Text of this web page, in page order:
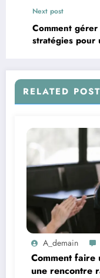
Next post
Comment
stratégies pour
RELATED
A_demain
Comment
une rencontre